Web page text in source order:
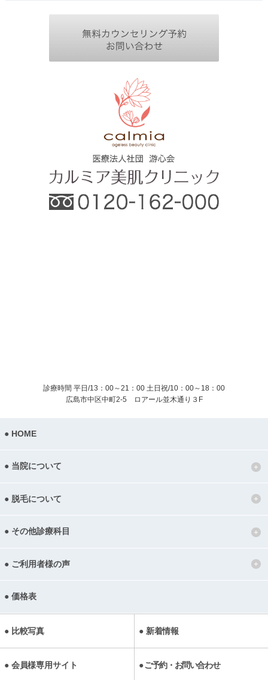
診療時間 平日/13：00～21：00 土日祝/10：00～18：00
広島市中区中町2-5 ロアール並木通り３F
HOME
当院について
脱毛について
その他診療科目
ご利用者様の声
価格表
比較写真
会員様専用サイト
新着情報
ご予約・お問い合わせ